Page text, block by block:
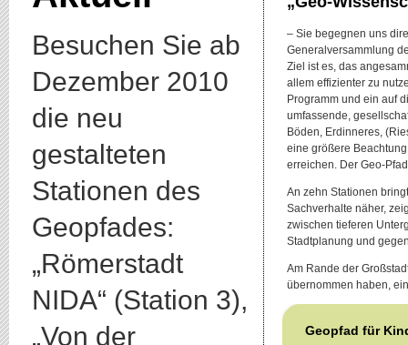
– Sie begegnen uns
Generalversammlung
Ziel ist es, das
allem effizienter zu
Programm und ein auf
umfassende,
Böden, Erdinneres,
eine größere
erreichen. Der Geo-
An zehn Stationen
Sachverhalte näher,
zwischen tieferen
Stadtplanung und
Am Rande der
übernommen haben,
Geopfad für
Besuchen Sie ab
Dezember 2010
die neu
gestalteten
Stationen des
Geopfades:
„Römerstadt
NIDA“ (Station 3),
„Von der